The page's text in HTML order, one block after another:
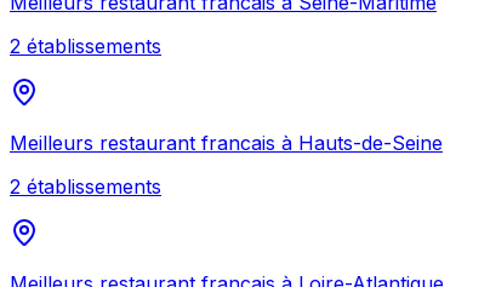
2 établissements
Meilleurs restaurant francais à Hauts-de-Seine
2 établissements